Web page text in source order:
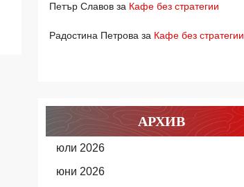
Петър Славов за Кафе без стратегии
Радостина Петрова за Кафе без стратегии
АРХИВ
юли 2026
юни 2026